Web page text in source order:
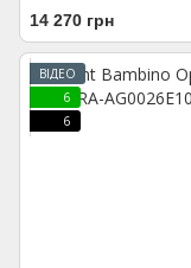
14 270 грн
ВІДЕО
6
6